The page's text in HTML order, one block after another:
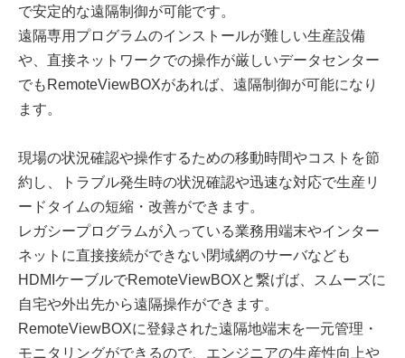
で安定的な遠隔制御が可能です。
遠隔専用プログラムのインストールが難しい生産設備
や、直接ネットワークでの操作が厳しいデータセンター
でもRemoteViewBOXがあれば、遠隔制御が可能になり
ます。
現場の状況確認や操作するための移動時間やコストを節
約し、トラブル発生時の状況確認や迅速な対応で生産リ
ードタイムの短縮・改善ができます。
レガシープログラムが入っている業務用端末やインター
ネットに直接接続ができない閉域網のサーバなども
HDMIケーブルでRemoteViewBOXと繋げば、スムーズに
自宅や外出先から遠隔操作ができます。
RemoteViewBOXに登録された遠隔地端末を一元管理・
モニタリングができるので、エンジニアの生産性向上や